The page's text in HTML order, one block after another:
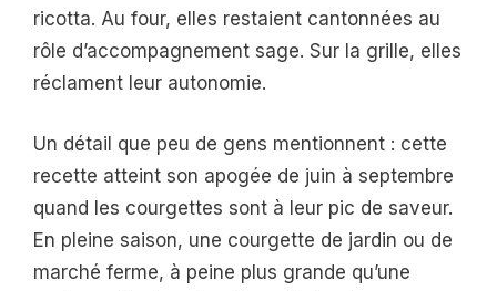
ricotta. Au four, elles restaient cantonnées au
rôle d’accompagnement sage. Sur la grille, elles
réclament leur autonomie.
Un détail que peu de gens mentionnent : cette
recette atteint son apogée de juin à septembre
quand les courgettes sont à leur pic de saveur.
En pleine saison, une courgette de jardin ou de
marché ferme, à peine plus grande qu’une